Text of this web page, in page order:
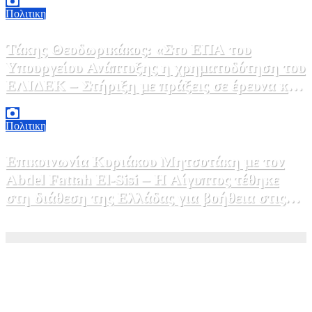
Πολιτικη
Τάκης Θεοδωρικάκος: «Στο ΕΠΑ του
Υπουργείου Ανάπτυξης η χρηματοδότηση του
ΕΛΙΔΕΚ – Στήριξη με πράξεις σε έρευνα και
καινοτομία»
Πολιτικη
Επικοινωνία Κυριάκου Μητσοτάκη με τον
Abdel Fattah El-Sisi – Η Αίγυπτος τέθηκε
στη διάθεση της Ελλάδας για βοήθεια στις